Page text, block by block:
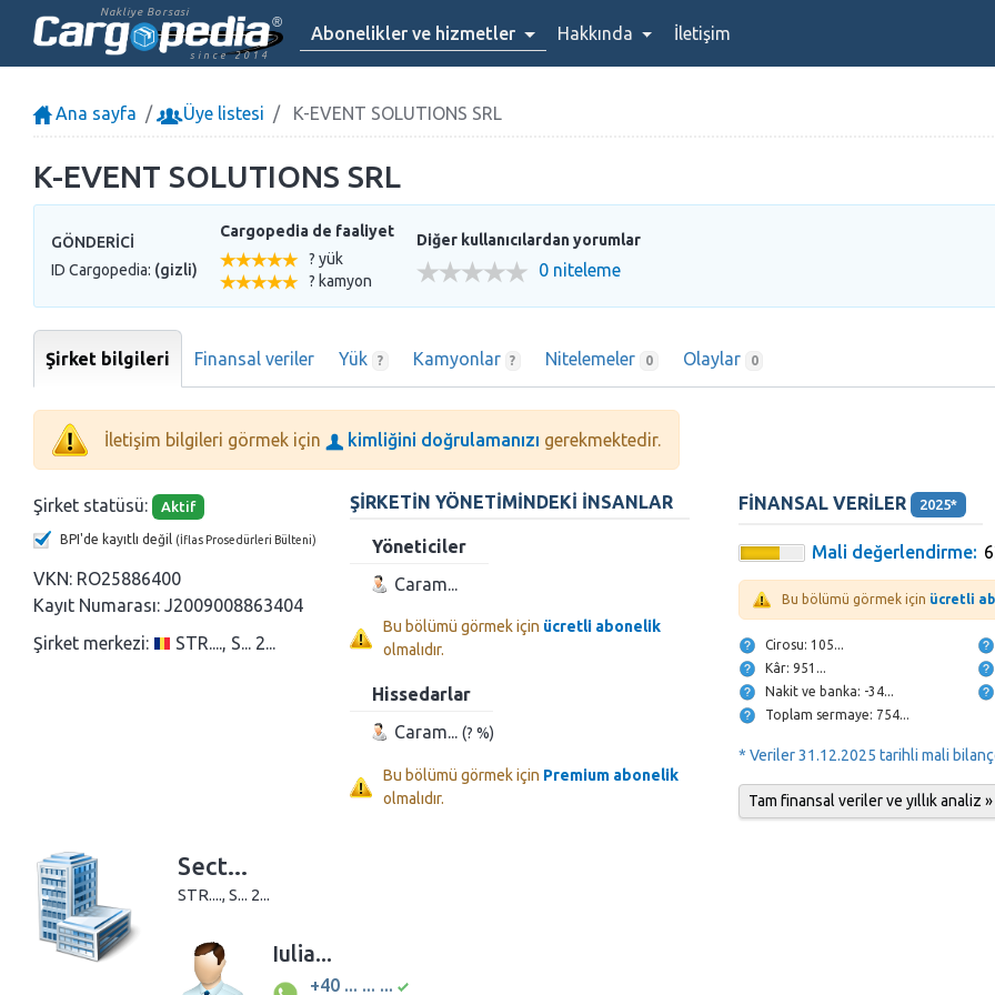
Nakliye Borsasi
since 2014
Abonelikler ve hizmetler Hakkında İletişim
Ana sayfa Üye listesi K-EVENT SOLUTIONS SRL
K-EVENT SOLUTIONS SRL
GÖNDERICI
ID Cargopedia: (gizli)
Cargopedia de faaliyet
? yük
? kamyon
Diğer kullanıcılardan yorumlar
0 niteleme
Şirket bilgileri Finansal veriler Yük ? Kamyonlar ? Nitelemeler 0 Olaylar 0
İletişim bilgileri görmek için kimliğini doğrulamanızı gerekmektedir.
Şirket statüsü: Aktif
BPI'de kayıtlı değil (İflas Prosedürleri Bülteni)
VKN: RO25886400
Kayıt Numarası: J2009008863404
Şirket merkezi:
STR...., S... 2...
ŞIRKETIN YÖNETIMINDEKI INSANLAR
Yöneticiler
Caram...
Bu bölümü görmek için ücretli abonelik
olmalıdır.
Hissedarlar
Caram... (? %)
Bu bölümü görmek için Premium abonelik
olmalıdır.
FINANSAL VERILER 2025*
Mali değerlendirme:
Bu bölümü görmek için ücretli
Cirosu: 105...
Kâr: 951...
Nakit ve banka: -34...
Toplam sermaye: 754...
* Veriler 31.12.2025 tarihli mali
Tam finansal veriler ve yıllık analiz »
Sect...
STR...., S... 2...
Iulia...
+40 ... ... ...